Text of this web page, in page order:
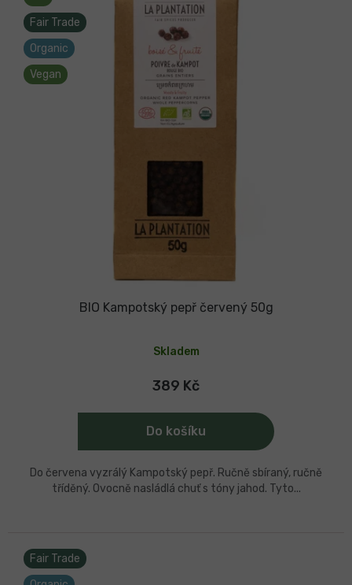
Fair Trade
Organic
Vegan
BIO Kampotský pepř červený 50g
hodnocení
produktu
5,0
Skladem
389 Kč
Do košíku
Do červena vyzrálý Kampotský pepř. Ručně sbíraný, ručně
tříděný. Ovocně nasládlá chuť s tóny jahod. Tyto...
Fair Trade